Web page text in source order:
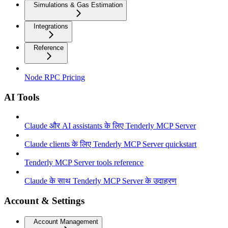
Simulations & Gas Estimation
Integrations
Reference
Node RPC Pricing
AI Tools
Claude और AI assistants के लिए Tenderly MCP Server
Claude clients के लिए Tenderly MCP Server quickstart
Tenderly MCP Server tools reference
Claude के साथ Tenderly MCP Server के उदाहरण
Account & Settings
Account Management